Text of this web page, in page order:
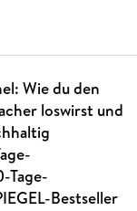
Wie du den
loswirst und
Tage-
Bestseller